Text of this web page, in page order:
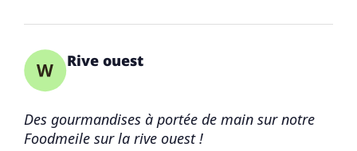
Rive ouest
Des gourmandises à portée de main sur notre
Foodmeile sur la rive ouest !